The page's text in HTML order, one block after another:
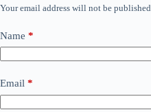
Your email address will not be published.
Name *
Email *